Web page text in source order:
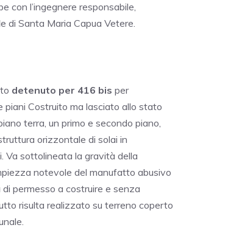
con l’ingegnere responsabile,
di Santa Maria Capua Vetere.
detenuto per 416 bis per
piani Costruito ma lasciato allo stato
terra, un primo e secondo piano,
orizzontale di solai in
Va sottolineata la gravità della
notevole del manufatto abusivo
permesso a costruire e senza
risulta realizzato su terreno coperto